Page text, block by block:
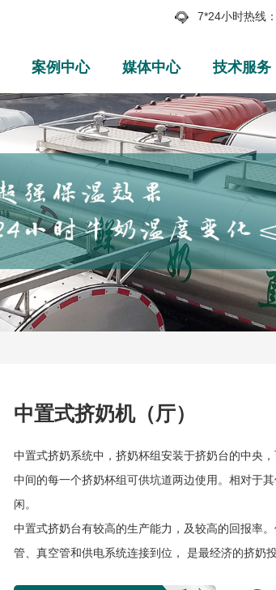
7*24小时热线：
案例中心 媒体中心 技术服务
中置式挤奶机（厅）
中置式挤奶系统中，挤奶杯组安装于挤奶台的中央
中间的每一个挤奶杯组可供坑道两边使用。相对于
闲。
中置式挤奶台有较高的生产能力，及较高的回报率
管、真空管和供电系统连接到位， 是最经济的挤奶投